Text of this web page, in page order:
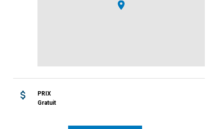
PRIX
Gratuit